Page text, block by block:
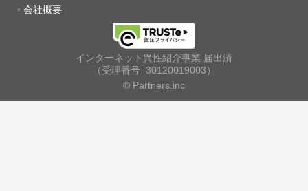
会社概要
インターネット異性紹介事業 届出済
（受理番号: 30120019003）
© Partners.inc